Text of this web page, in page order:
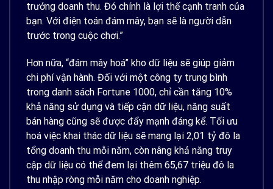
trưởng doanh thu. Đó chính là lợi thế cạnh tranh của
bạn. Với điện toán đám mây, bạn sẽ là người dẫn
trước trong cuộc chơi.”
Hơn nữa, “đám mây hoá” kho dữ liệu sẽ giúp giảm
chi phí vận hành. Đối với một công ty trung bình
trong danh sách Fortune 1000, chỉ cần tăng 10%
khả năng sử dụng và tiếp cận dữ liệu, năng suất
bán hàng cũng sẽ được đẩy mạnh đáng kể. Tối ưu
hoá việc khai thác dữ liệu sẽ mang lại 2,01 tỷ đô la
tổng doanh thu mỗi năm, còn nâng khả năng truy
cập dữ liệu có thể đem lại thêm 65,67 triệu đô la
thu nhập ròng mỗi năm cho doanh nghiệp.